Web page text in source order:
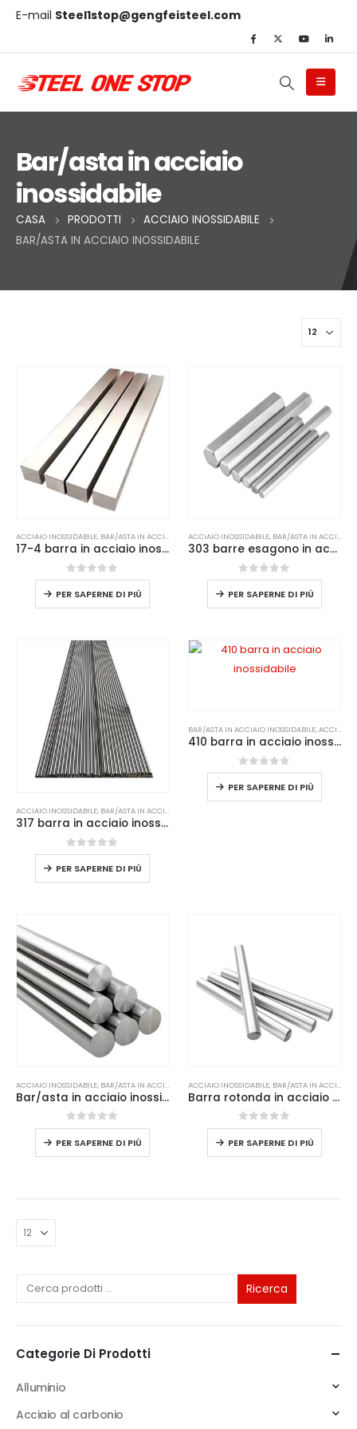
E-mail Steel1stop@gengfeisteel.com
Bar/asta in acciaio
inossidabile
CASA PRODOTTI
ACCIAIO INOSSIDABILE
BAR/ASTA IN ACCIAIO INOSSIDABILE
ACCIAIO INOSSIDABILE, BAR/ASTA IN ACCIAIO INOSSIDABILE
17-4 barra in acciaio inossidabile pH
0su 5
PER SAPERNE DI PIÙ
ACCIAIO INOSSIDABILE, BAR/ASTA IN ACCIAIO INOSSIDABILE
303 barre esagono in acciaio inossidabile
0su 5
PER SAPERNE DI PIÙ
ACCIAIO INOSSIDABILE, BAR/ASTA IN ACCIAIO INOSSIDABILE
317 barra in acciaio inossidabile
0su 5
PER SAPERNE DI PIÙ
BAR/ASTA IN ACCIAIO INOSSIDABILE,ACCIAIO INOSSIDABILE
410 barra in acciaio inossidabile
0su 5
PER SAPERNE DI PIÙ
ACCIAIO INOSSIDABILE, BAR/ASTA IN ACCIAIO INOSSIDABILE
Bar/asta in acciaio inossidabile
0su 5
PER SAPERNE DI PIÙ
ACCIAIO INOSSIDABILE, BAR/ASTA IN ACCIAIO INOSSIDABILE
Barra rotonda in acciaio inossidabile 321
0su 5
PER SAPERNE DI PIÙ
Ricerca
Categorie Di Prodotti
Alluminio
Acciaio al carbonio